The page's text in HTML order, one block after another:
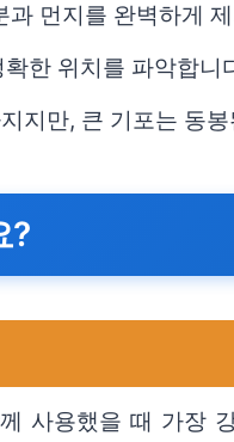
먼지를 완벽하게
한 위치를 파악합니
지만, 큰 기포는 동
?
사용했을 때 가장